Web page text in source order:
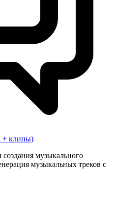
+ клипы)
музыкального
музыкальных треков с